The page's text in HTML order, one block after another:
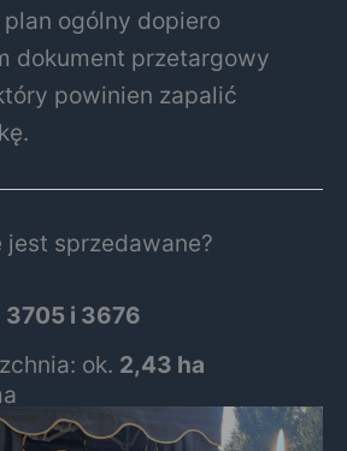
ogólny dopiero
dokument przetargowy
powinien zapalić
jest sprzedawane?
3705 i 3676
ok. 2,43 ha